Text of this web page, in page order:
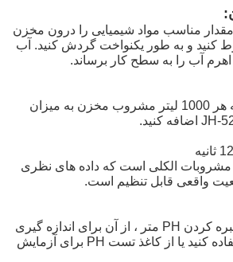
مناسب مواد شیمیایی را درون مخزن
کنید و به طور یکنواخت گردش کنید. آب
اهرم آب را به سطح کار برساند.
غلظت آماده سازی: به هر 1000 لیتر مشروب مخزن به میزان
مشروبات الکلی است که داده های نظری
واقعی قابل تنظیم است.
مقدار PH: پس از کالیبره کردن PH متر ، از آن برای اندازه گیری
مقدار PH محلول استفاده کنید یا از کاغذ تست PH برای آزمایش